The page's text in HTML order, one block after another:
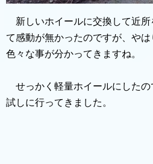
新しいホイールに交換して近所
て感動が無かったのですが、や
色々な事が分かってきますね。
せっかく軽量ホイールにしたの
試しに行ってきました。